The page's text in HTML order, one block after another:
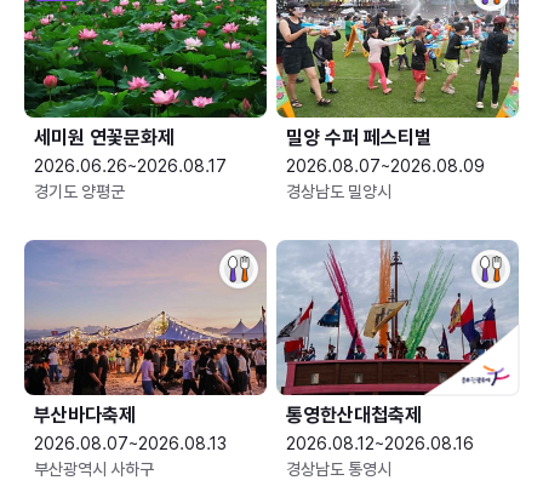
세미원 연꽃문화제
2026.06.26~2026.08.17
경기도 양평군
밀양 수퍼 페스티벌
2026.08.07~2026.08.09
경상남도 밀양시
부산바다축제
2026.08.07~2026.08.13
부산광역시 사하구
통영한산대첩축제
2026.08.12~2026.08.16
경상남도 통영시